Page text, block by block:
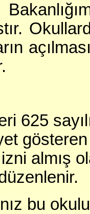
625
almış
bu